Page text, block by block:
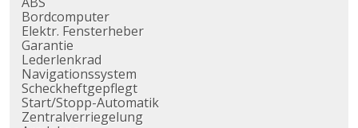
Bordcomputer
Elektr. Fensterheber
Garantie
Lederlenkrad
Navigationssystem
Scheckheftgepflegt
Start/Stopp-Automatik
Zentralverriegelung